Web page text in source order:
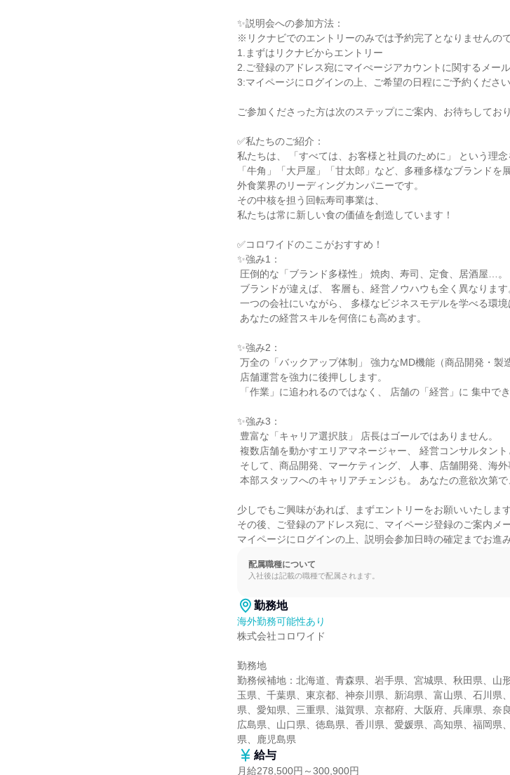
✨説明会への参加方法：
※リクナビでのエントリーのみでは予約完了となりませんの
1.まずはリクナビからエントリー
2.ご登録のアドレス宛にマイぺージアカウントに関するメール
3:マイページにログインの上、ご希望の日程にご予約ください
ご参加くださった方は次のステップにご案内、お待ちしてお
✅私たちのご紹介：
私たちは、 「すべては、お客様と社員のために」 という理念
「牛角」「大戸屋」「甘太郎」など、多種多様なブランドを
外食業界のリーディングカンパニーです。
その中核を担う回転寿司事業は、
私たちは常に新しい食の価値を創造しています！
✅コロワイドのここがおすすめ！
✨強み1：
✨強み2：
✨強み3：
少しでもご興味があれば、まずエントリーをお願いいたします
その後、ご登録のアドレス宛に、マイページ登録のご案内メ
マイページにログインの上、説明会参加日時の確定までお進
配属職種について
入社後は記載の職種で配属されます。
勤務地
海外勤務可能性あり
株式会社コロワイド
勤務地
勤務候補地：北海道、青森県、岩手県、宮城県、秋田県、山
玉県、千葉県、東京都、神奈川県、新潟県、富山県、石川県
県、愛知県、三重県、滋賀県、京都府、大阪府、兵庫県、奈
広島県、山口県、徳島県、香川県、愛媛県、高知県、福岡県
県、鹿児島県
給与
月給278,500円～300,900円